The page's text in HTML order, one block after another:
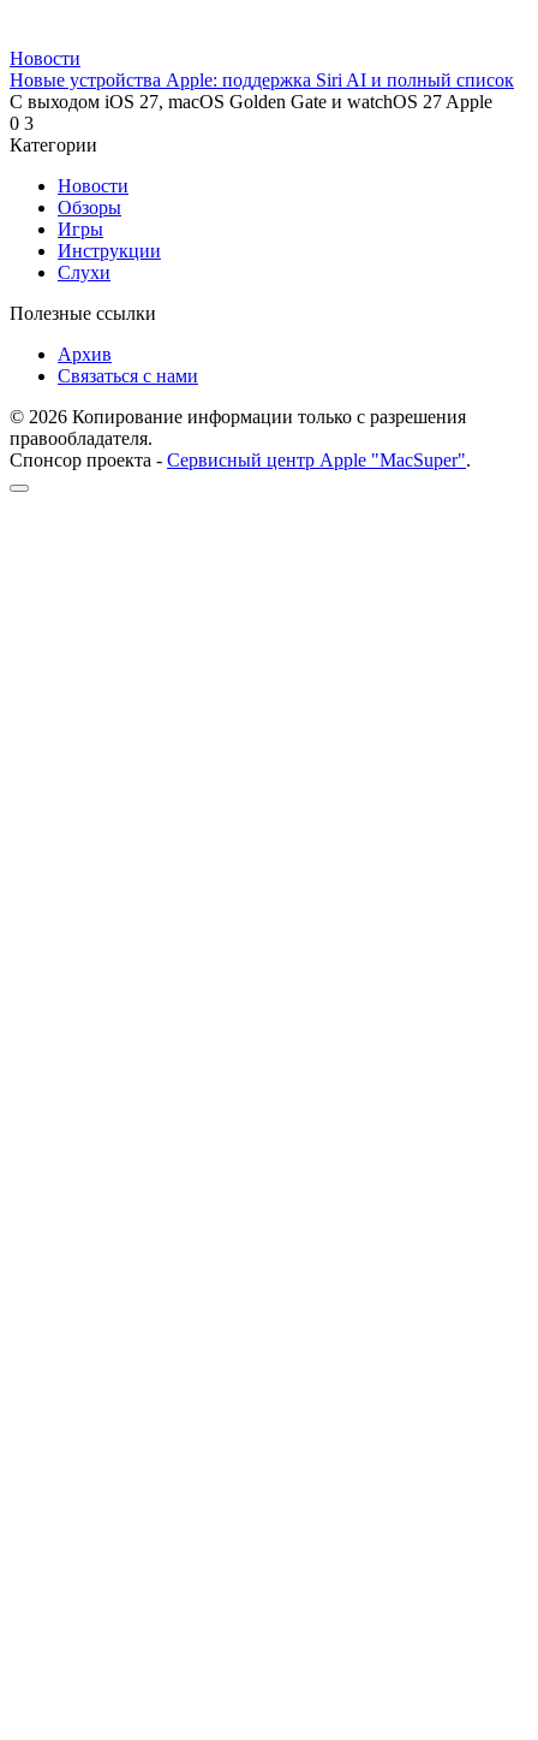
Новости
Новые устройства Apple: поддержка Siri AI и полный список
С выходом iOS 27, macOS Golden Gate и watchOS 27 Apple
0 3
Категории
Новости
Обзоры
Игры
Инструкции
Слухи
Полезные ссылки
Архив
Связаться с нами
© 2026 Копирование информации только с разрешения
правообладателя.
Спонсор проекта - Сервисный центр Apple "MacSuper".